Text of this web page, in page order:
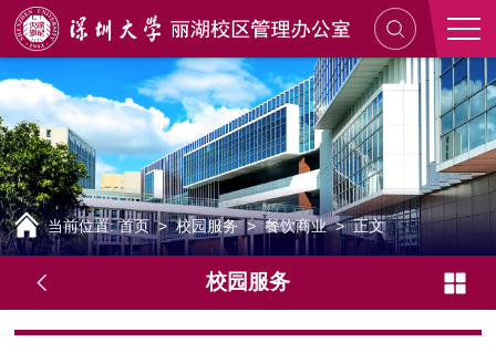
当前位置:首页>校园服务>餐饮商业> 正文
校园服务